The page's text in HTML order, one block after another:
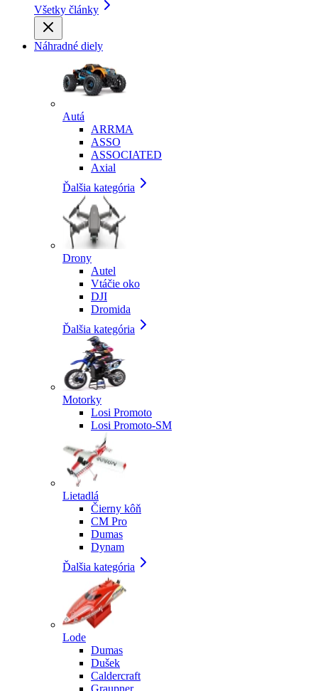
Všetky články
Náhradné diely
Autá
ARRMA
ASSO
ASSOCIATED
Axial
Ďalšia kategória
Drony
Autel
Vtáčie oko
DJI
Dromida
Ďalšia kategória
Motorky
Losi Promoto
Losi Promoto-SM
Lietadlá
Čierny kôň
CM Pro
Dumas
Dynam
Ďalšia kategória
Lode
Dumas
Dušek
Caldercraft
Graupner